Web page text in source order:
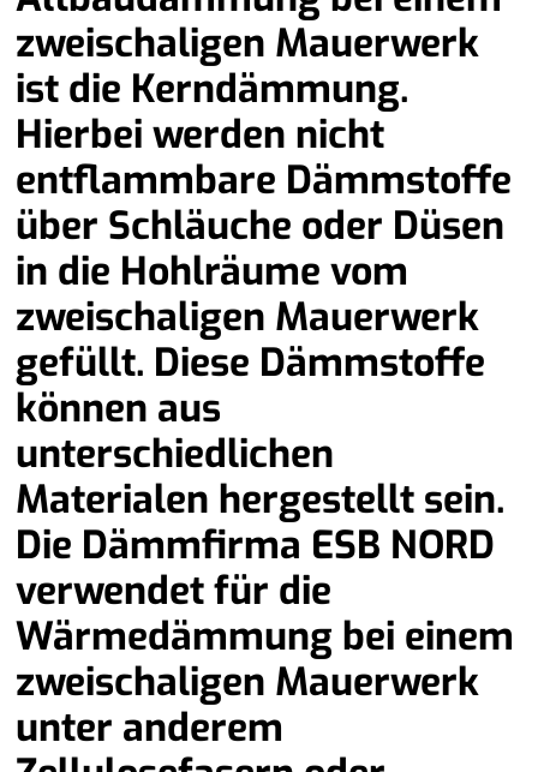
zweischaligen Mauerwerk
ist die Kerndämmung.
Hierbei werden nicht
entflammbare Dämmstoffe
über Schläuche oder Düsen
in die Hohlräume vom
zweischaligen Mauerwerk
gefüllt. Diese Dämmstoffe
können aus
unterschiedlichen
Materialen hergestellt sein.
Die Dämmfirma ESB NORD
verwendet für die
Wärmedämmung bei einem
zweischaligen Mauerwerk
unter anderem